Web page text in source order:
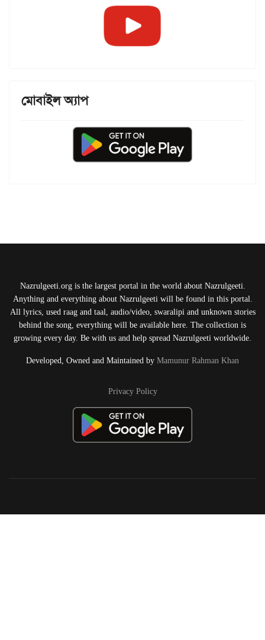
মোবাইল অ্যাপ
Nazrulgeeti.org is the largest portal in the world about Nazrulgeeti.
Anything and everything about Nazrulgeeti will be found in this portal.
All lyrics, used raag and taal, audio/video, swaralipi and unknown stories
behind the song, everything will be available here. The collection is
growing every day. Be with us and help spread Nazrulgeeti worldwide.
Developed, Owned and Maintained by Mamunur Rahman Khan
Privacy Policy